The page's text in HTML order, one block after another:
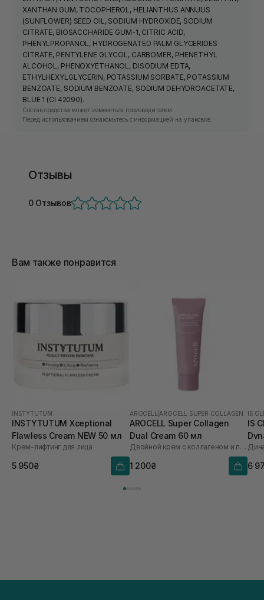
XANTHAN GUM, TOCOPHEROL, HELIANTHUS ANNUUS
(SUNFLOWER) SEED OIL, SODIUM HYDROXIDE, SODIUM
CITRATE, BIOSACCHARIDE GUM-1, CITRIC ACID,
PHENYLPROPANOL, HYDROGENATED PALM GLYCERIDES
CITRATE, PENTYLENE GLYCOL, CARBOMER, PHENETHYL
ALCOHOL, PHENOXYETHANOL, DISODIUM EDTA,
ETHYLHEXYLGLYCERIN, POTASSIUM SORBATE, POTASSIUM
BENZOATE, SODIUM BENZOATE, SODIUM DEHYDROACETATE,
BLUE 1 (CI 42090).
Состав средства может изменяться производителем.
Перед использованием ознакомьтесь с информацией на упаковке.
Отзывы
0 Отзывов
Вам также понравится
INSTYTUTUM
INSTYTUTUM Xceptional
Flawless Cream NEW 50 мл
Крем-лифтинг для лица
5 950₴
AROCELL AROCELL SUPER COLLAGEN
AROCELL Super Collagen
Dual Cream 60 мл
Двойной крем с коллагеном и полинуклеотидами
1 200₴
IS
IS
6